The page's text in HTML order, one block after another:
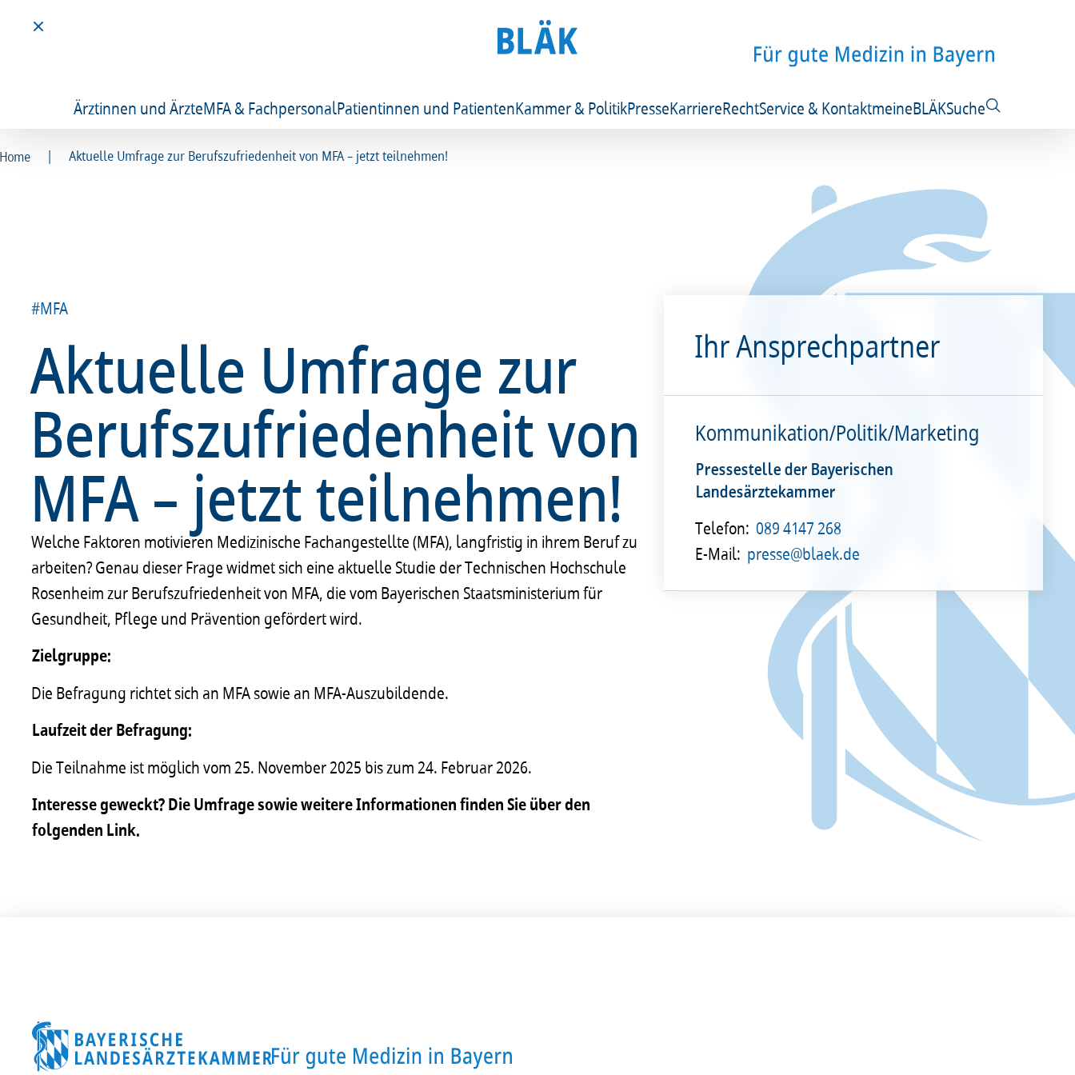
Ärztinnen und ÄrzteMFA & FachpersonalPatientinnen und PatientenKammer & PolitikPresseKarriereRechtService & KontaktmeineBLÄKSuche
Home | Aktuelle Umfrage zur Berufszufriedenheit von MFA – jetzt teilnehmen!
#MFA
Aktuelle Umfrage zur
Berufszufriedenheit von
MFA – jetzt teilnehmen!
Welche Faktoren motivieren Medizinische Fachangestellte (MFA), langfristig in ihrem Beruf zu
arbeiten? Genau dieser Frage widmet sich eine aktuelle Studie der Technischen Hochschule
Rosenheim zur Berufszufriedenheit von MFA, die vom Bayerischen Staatsministerium für
Gesundheit, Pflege und Prävention gefördert wird.
Zielgruppe:
Die Befragung richtet sich an MFA sowie an MFA-Auszubildende.
Laufzeit der Befragung:
Die Teilnahme ist möglich vom 25. November 2025 bis zum 24. Februar 2026.
Interesse geweckt? Die Umfrage sowie weitere Informationen finden Sie über den
folgenden Link.
Ihr Ansprechpartner
Kommunikation/Politik/Marketing
Pressestelle der Bayerischen
Landesärztekammer
Telefon: 089 4147 268
E-Mail: presse@blaek.de